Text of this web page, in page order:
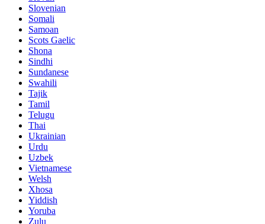
Slovenian
Somali
Samoan
Scots Gaelic
Shona
Sindhi
Sundanese
Swahili
Tajik
Tamil
Telugu
Thai
Ukrainian
Urdu
Uzbek
Vietnamese
Welsh
Xhosa
Yiddish
Yoruba
Zulu